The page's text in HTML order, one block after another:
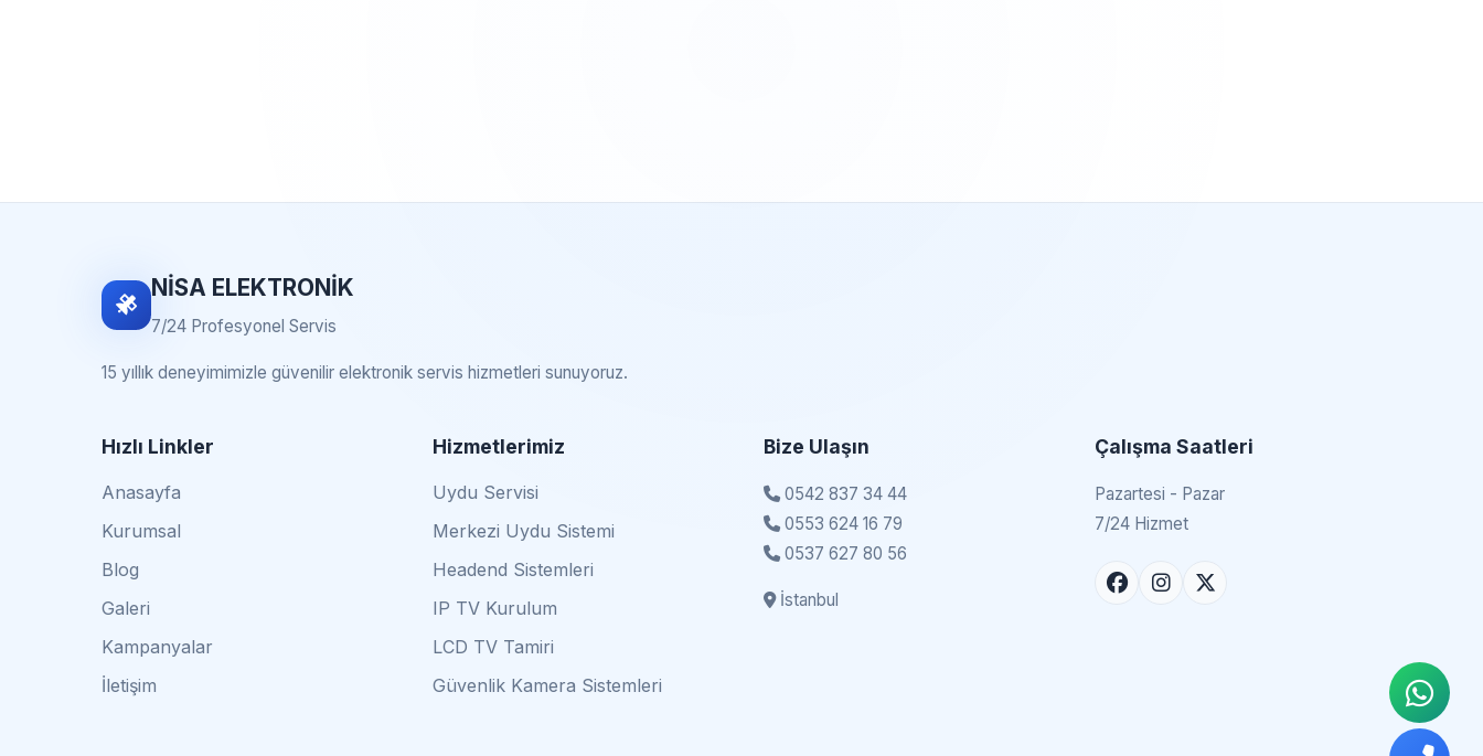
NİSA ELEKTRONİK
7/24 Profesyonel Servis
15 yıllık deneyimimizle güvenilir elektronik servis hizmetleri sunuyoruz.
Hızlı Linkler
Anasayfa
Kurumsal
Blog
Galeri
Kampanyalar
İletişim
Hizmetlerimiz
Uydu Servisi
Merkezi Uydu Sistemi
Headend Sistemleri
IP TV Kurulum
LCD TV Tamiri
Güvenlik Kamera Sistemleri
Bize Ulaşın
0542 837 34 44
0553 624 16 79
0537 627 80 56
İstanbul
Çalışma Saatleri
Pazartesi - Pazar
7/24 Hizmet